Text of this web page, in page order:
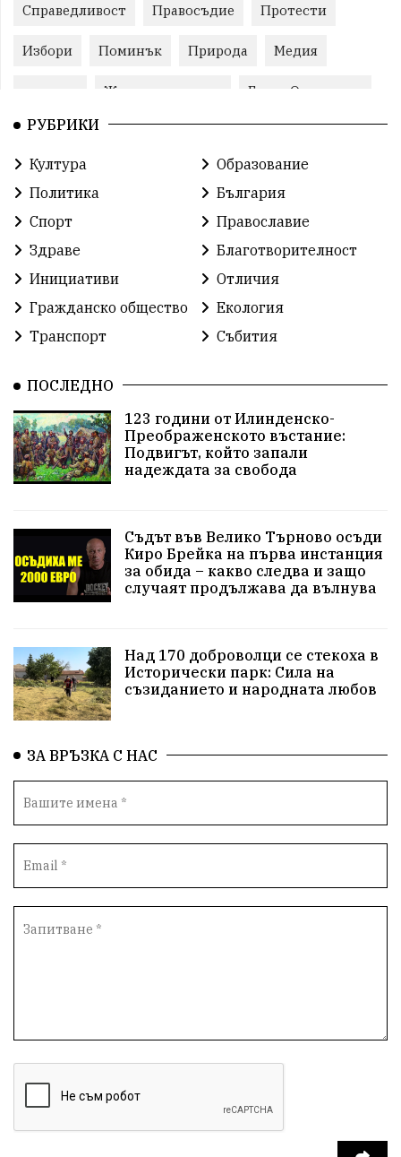
Справедливост Правосъдие Протести
Избори Поминък Природа Медия
Животновъдство Горна Оряховица
РУБРИКИ
Култура
Образование
Политика
България
Спорт
Православие
Здраве
Благотворителност
Инициативи
Отличия
Гражданско общество
Екология
Транспорт
Събития
ПОСЛЕДНО
123 години от Илинденско-
Преображенското въстание:
Подвигът, който запали
надеждата за свобода
Съдът във Велико Търново осъди
Киро Брейка на първа инстанция
за обида – какво следва и защо
случаят продължава да вълнува
Над 170 доброволци се стекоха в
Исторически парк: Сила на
съзиданието и народната любов
ЗА ВРЪЗКА С НАС